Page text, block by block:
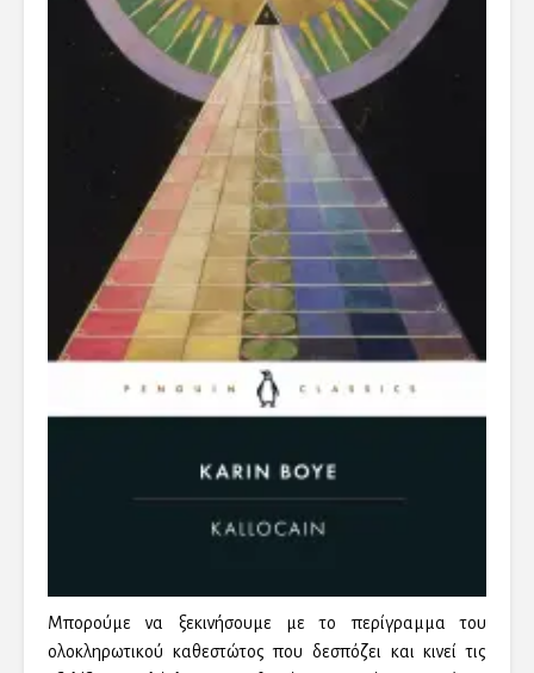
Μπορούμε να ξεκινήσουμε με το περίγραμμα του
ολοκληρωτικού καθεστώτος που δεσπόζει και κινεί τις